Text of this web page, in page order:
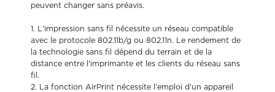
peuvent changer sans préavis.
1. L'impression sans fil nécessite un réseau compatible
avec le protocole 802.11b/g ou 802.11n. Le rendement de
la technologie sans fil dépend du terrain et de la
distance entre l'imprimante et les clients du réseau sans
fil.
2. La fonction AirPrint nécessite l'emploi d'un appareil